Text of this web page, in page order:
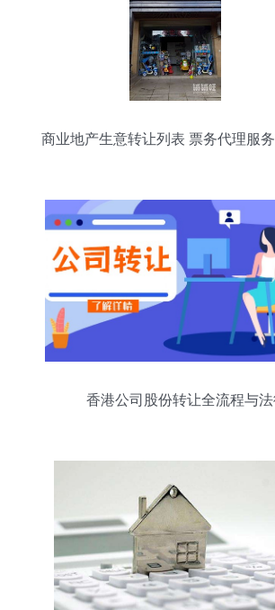
商业地产生意转让列表 票务代理服
香港公司股份转让全流程与法